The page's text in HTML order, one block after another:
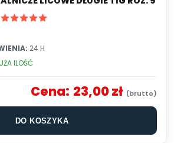
ILOŚĆ
24 H
Cena: 23,00 zł
DO KOSZYKA